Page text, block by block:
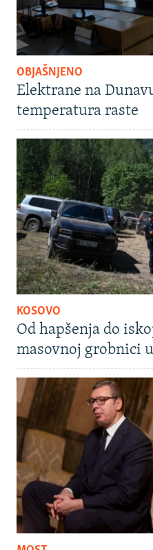
OBJAŠNJENO
Elektrane na
temperatura raste
KOSOVO
Od hapšenja do
masovnoj grobnici